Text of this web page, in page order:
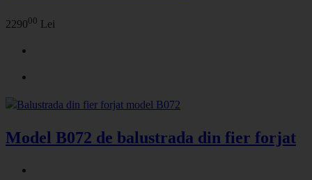
229000 Lei
Model B072 de balustrada din fier forjat